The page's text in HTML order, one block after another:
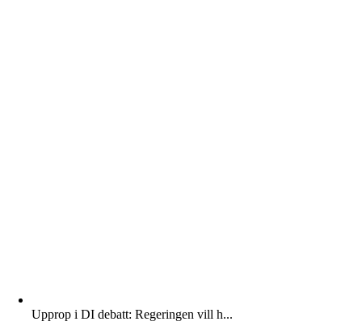
Upprop i DI debatt: Regeringen vill h...